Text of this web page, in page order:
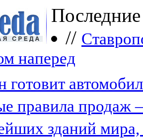
//
наперед
готовит
прaвилa продаж
зданий мира,